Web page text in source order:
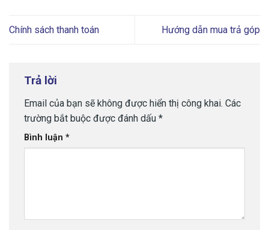
Chính sách thanh toán Hướng dẫn mua trả góp
Trả lời
Email của bạn sẽ không được hiển thị công khai. Các
trường bắt buộc được đánh dấu *
Bình luận *